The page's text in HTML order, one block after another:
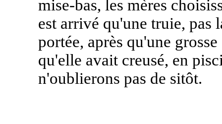
mise-bas, les mères
est arrivé qu'une truie, pas
portée, après qu'une
qu'elle avait creusé, en
n'oublierons pas de sitôt.